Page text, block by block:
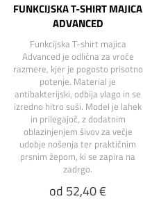
FUNKCIJSKA T-SHIRT MAJICA
ADVANCED
Funkcijska T-shirt majica
Advanced je odlična za vroče
razmere, kjer je pogosto prisotno
potenje. Material je
antibakterijski, odbija vlago in se
izredno hitro suši. Model je lahek
in prilegajoč, z dodatnim
oblazinjenjem šivov za večje
udobje nošenja ter praktičnim
prsnim žepom, ki se zapira na
zadrgo.
od 52,40 €